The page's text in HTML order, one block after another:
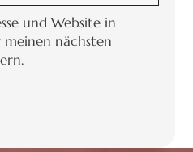
und Website in
nächsten